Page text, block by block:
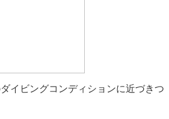
イビングコンディションに近づきつ